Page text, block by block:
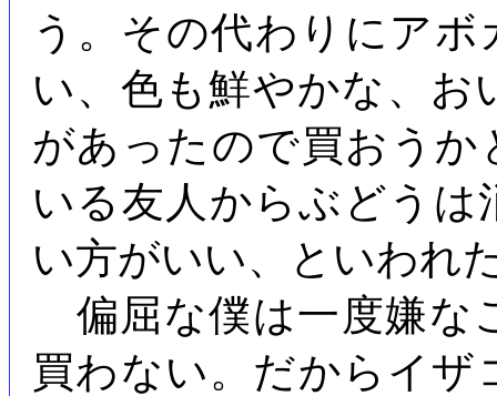
う。その代わりにア
い、色も鮮やかな、
があったので買おう
いる友人からぶどう
い方がいい、といわれ
偏屈な僕は一度嫌な
買わない。だからイ